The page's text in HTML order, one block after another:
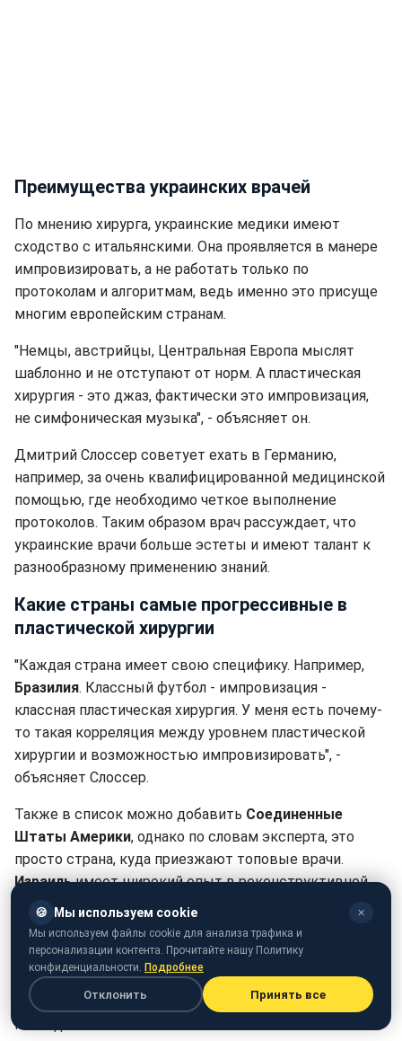
Преимущества украинских врачей
По мнению хирурга, украинские медики имеют
сходство с итальянскими. Она проявляется в манере
импровизировать, а не работать только по
протоколам и алгоритмам, ведь именно это присуще
многим европейским странам.
"Немцы, австрийцы, Центральная Европа мыслят
шаблонно и не отступают от норм. А пластическая
хирургия - это джаз, фактически это импровизация,
не симфоническая музыка", - объясняет он.
Дмитрий Слоссер советует ехать в Германию,
например, за очень квалифицированной медицинской
помощью, где необходимо четкое выполнение
протоколов. Таким образом врач рассуждает, что
украинские врачи больше эстеты и имеют талант к
разнообразному применению знаний.
Какие страны самые прогрессивные в
пластической хирургии
"Каждая страна имеет свою специфику. Например,
Бразилия. Классный футбол - импровизация -
классная пластическая хирургия. У меня есть почему-
то такая корреляция между уровнем пластической
хирургии и возможностью импровизировать", -
объясняет Слоссер.
Также в список можно добавить Соединенные
Штаты Америки, однако по словам эксперта, это
просто страна, куда приезжают топовые врачи.
Израильимеет широкий опыт в реконструктивной
медицине, поскольку у них был военный опыт.
Почему Турция не удовлетворяет
украинок
Как рассказывает эксперт, Турция - это тренд
последних лет.
🍪 Мы используем cookie ✕
Мы используем файлы cookie для анализа трафика и
персонализации контента. Прочитайте нашу Политику
конфиденциальности. Подробнее
Отклонить Принять все